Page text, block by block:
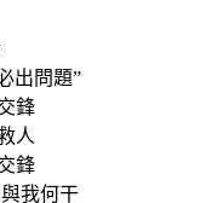
出問題”
鋒
人
鋒
我何干